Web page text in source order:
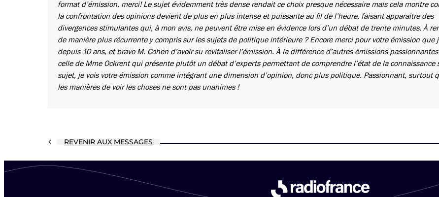
format d’émission, merci! Le sujet évidemment très dense rendait ce choix presque nécessaire mais cela montre
la confrontation des opinions devient de plus en plus intense et puissante au fil de l’heure, faisant apparaitre des
divergences stimulantes qui, à mon avis, ne peuvent être mise en évidence lors d’un débat de trente minutes. À
de manière plus récurrente y compris sur les sujets de politique intérieure ? Encore merci pour votre émission que
depuis 10 ans, et bravo M. Cohen d’avoir su revitaliser l’émission. À la différence d’autres émissions passionnantes
celle de Mme Ockrent qui présente plutôt un débat d’experts permettant de comprendre l’état de la connaissance
sujet, je vois votre émission comme intégrant une dimension d’opinion, donc plus politique. Passionnant, surtout
les manières de voir les choses ne sont pas unanimes !
REVENIR AUX MESSAGES